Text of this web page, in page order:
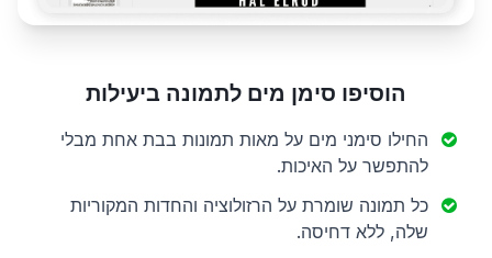
הוסיפו סימן מים לתמונה ביעילות
החילו סימני מים על מאות תמונות בבת אחת מבלי
להתפשר על האיכות.
כל תמונה שומרת על הרזולוציה והחדות המקוריות
שלה, ללא דחיסה.